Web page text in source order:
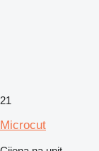
21
Microcut